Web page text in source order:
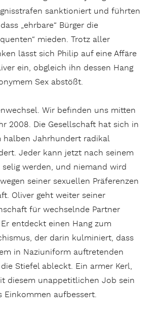
sanktioniert und führten
„ehrbare“ Bürger die
mieden. Trotz aller
lässt sich Philip auf eine Affäre
ein, obgleich ihn dessen Hang
Sex abstößt.
Wir befinden uns mitten
2008. Die Gesellschaft hat sich in
halben Jahrhundert radikal
Jeder kann jetzt nach seinem
selig werden, und niemand wird
seiner sexuellen Präferenzen
Oliver geht weiter seiner
für wechselnde Partner
entdeckt einen Hang zum
der darin kulminiert, dass
in Naziuniform auftretenden
Stiefel ableckt. Ein armer Kerl,
diesem unappetitlichen Job sein
Einkommen aufbessert.